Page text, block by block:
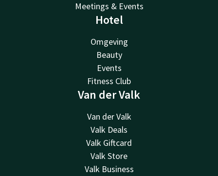
Meetings & Events
Hotel
Omgeving
Beauty
Events
Fitness Club
Van der Valk
Van der Valk
Valk Deals
Valk Giftcard
Valk Store
Valk Business